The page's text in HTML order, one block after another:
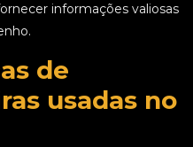
informações valiosas
de
usadas no